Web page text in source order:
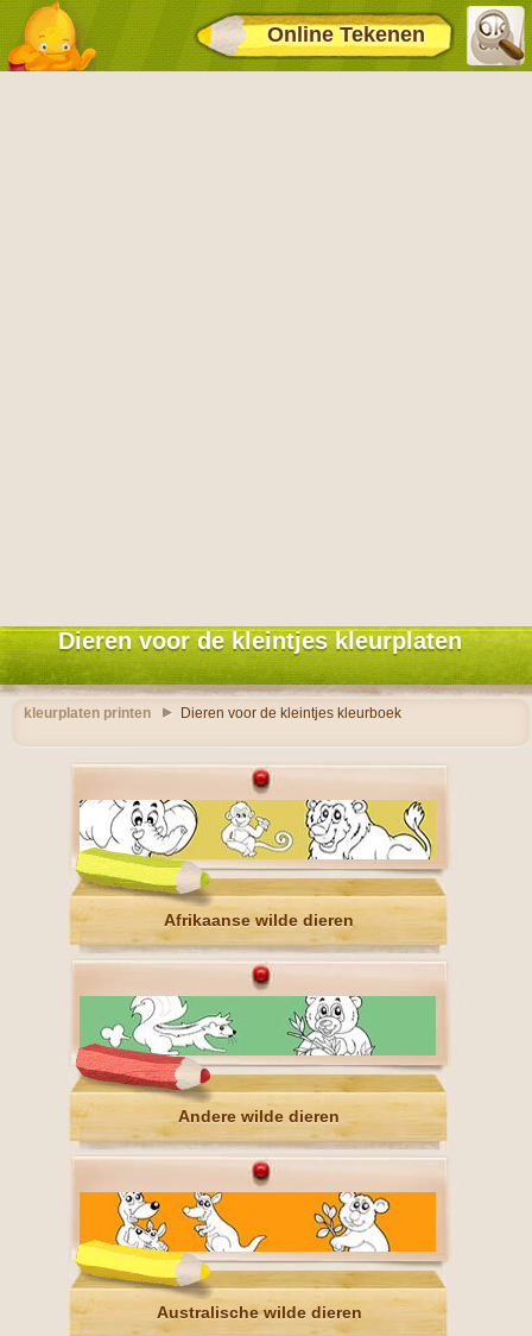
Online Tekenen
Dieren voor de kleintjes kleurplaten
kleurplaten printen Dieren voor de kleintjes kleurboek
Afrikaanse wilde dieren
Andere wilde dieren
Australische wilde dieren